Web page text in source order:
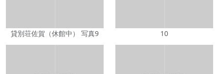
貸別荘佐賀（休館中） 写真9 10